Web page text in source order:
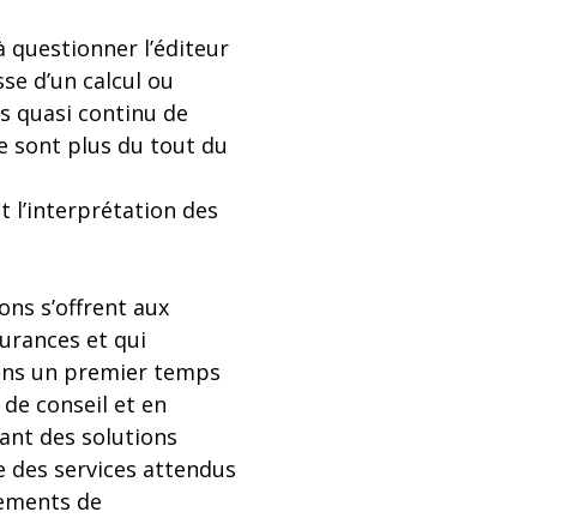
questionner l’éditeur
d’un calcul ou
quasi continu de
sont plus du tout du
l’interprétation des
s’offrent aux
et qui
un premier temps
conseil et en
des solutions
services attendus
de